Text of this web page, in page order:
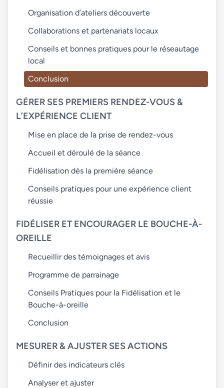
Organisation d’ateliers découverte
Collaborations et partenariats locaux
Conseils et bonnes pratiques pour le réseautage
local
Conclusion
GÉRER SES PREMIERS RENDEZ-VOUS &
L’EXPÉRIENCE CLIENT
Mise en place de la prise de rendez-vous
Accueil et déroulé de la séance
Fidélisation dès la première séance
Conseils pratiques pour une expérience client
réussie
FIDÉLISER ET ENCOURAGER LE BOUCHE-À-
OREILLE
Recueillir des témoignages et avis
Programme de parrainage
Conseils Pratiques pour la Fidélisation et le
Bouche-à-oreille
Conclusion
MESURER & AJUSTER SES ACTIONS
Définir des indicateurs clés
Analyser et ajuster